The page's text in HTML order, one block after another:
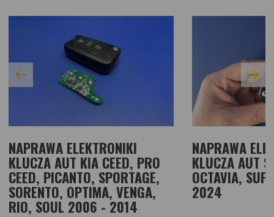
NAPRAWA ELEKTRONIKI
KLUCZA AUT KIA CEED, PRO
CEED, PICANTO, SPORTAGE,
SORENTO, OPTIMA, VENGA,
RIO, SOUL 2006 - 2014
NAPRAWA
KLUCZA AUT
OCTAVIA,
2024